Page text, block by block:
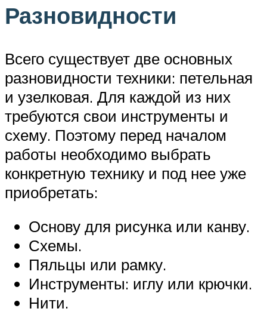
Разновидности
Всего существует две основных
разновидности техники: петельная
и узелковая. Для каждой из них
требуются свои инструменты и
схему. Поэтому перед началом
работы необходимо выбрать
конкретную технику и под нее уже
приобретать:
Основу для рисунка или канву.
Схемы.
Пяльцы или рамку.
Инструменты: иглу или крючки.
Нити.